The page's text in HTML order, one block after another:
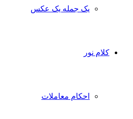
یک جمله یک عکس
کلام نور
احکام معاملات